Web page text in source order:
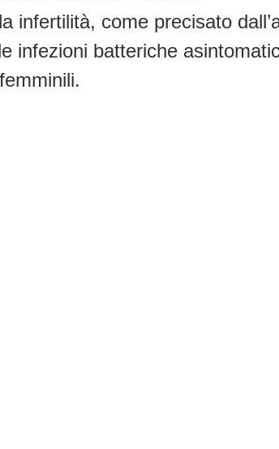
infertilità, come precisato
infezioni batteriche